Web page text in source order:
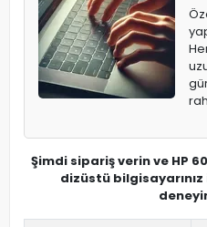
Şimdi sipariş verin ve HP
dizüstü